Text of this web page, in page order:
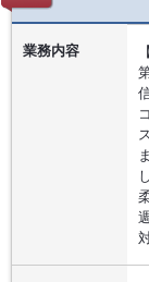
業務内容